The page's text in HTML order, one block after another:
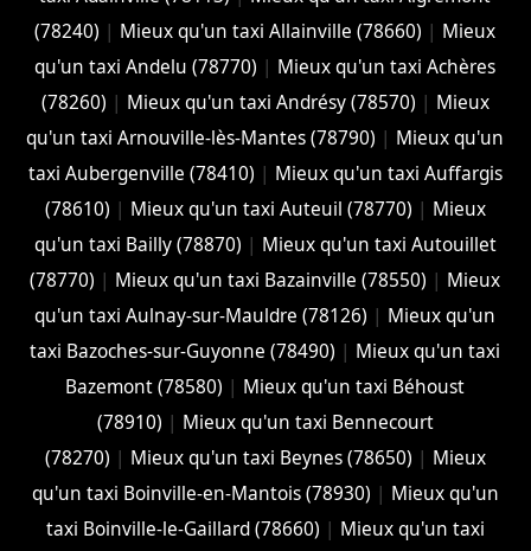
(78240) | Mieux qu'un taxi Allainville (78660) | Mieux
qu'un taxi Andelu (78770) | Mieux qu'un taxi Achères
(78260) | Mieux qu'un taxi Andrésy (78570) | Mieux
qu'un taxi Arnouville-lès-Mantes (78790) | Mieux qu'un
taxi Aubergenville (78410) | Mieux qu'un taxi Auffargis
(78610) | Mieux qu'un taxi Auteuil (78770) | Mieux
qu'un taxi Bailly (78870) | Mieux qu'un taxi Autouillet
(78770) | Mieux qu'un taxi Bazainville (78550) | Mieux
qu'un taxi Aulnay-sur-Mauldre (78126) | Mieux qu'un
taxi Bazoches-sur-Guyonne (78490) | Mieux qu'un taxi
Bazemont (78580) | Mieux qu'un taxi Béhoust
(78910) | Mieux qu'un taxi Bennecourt
(78270) | Mieux qu'un taxi Beynes (78650) | Mieux
qu'un taxi Boinville-en-Mantois (78930) | Mieux qu'un
taxi Boinville-le-Gaillard (78660) | Mieux qu'un taxi